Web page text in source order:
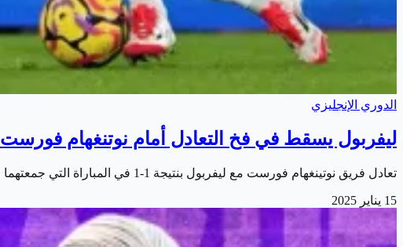
الدوري الإنجليزي
ليفربول يسقط في فخ التعادل أمام نوتنغهام فورست
تعادل فريق نوتينغهام فورست مع ليفربول بنتيجة 1-1 في المباراة التي جمعتهما مساء اليوم الثلاثاء على ملعب "سيتي جراوند"، ضمن منافسات الجولة الحادية والعشرين…
15 يناير 2025